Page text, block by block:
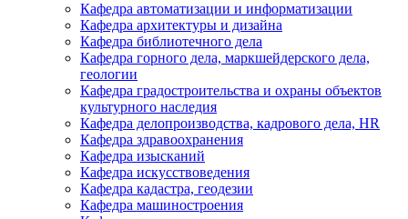
Кафедра автоматизации и информатизации
Кафедра архитектуры и дизайна
Кафедра библиотечного дела
Кафедра горного дела, маркшейдерского дела,
геологии
Кафедра градостроительства и охраны объектов
культурного наследия
Кафедра делопроизводства, кадрового дела, HR
Кафедра здравоохранения
Кафедра изысканий
Кафедра искусствоведения
Кафедра кадастра, геодезии
Кафедра машиностроения